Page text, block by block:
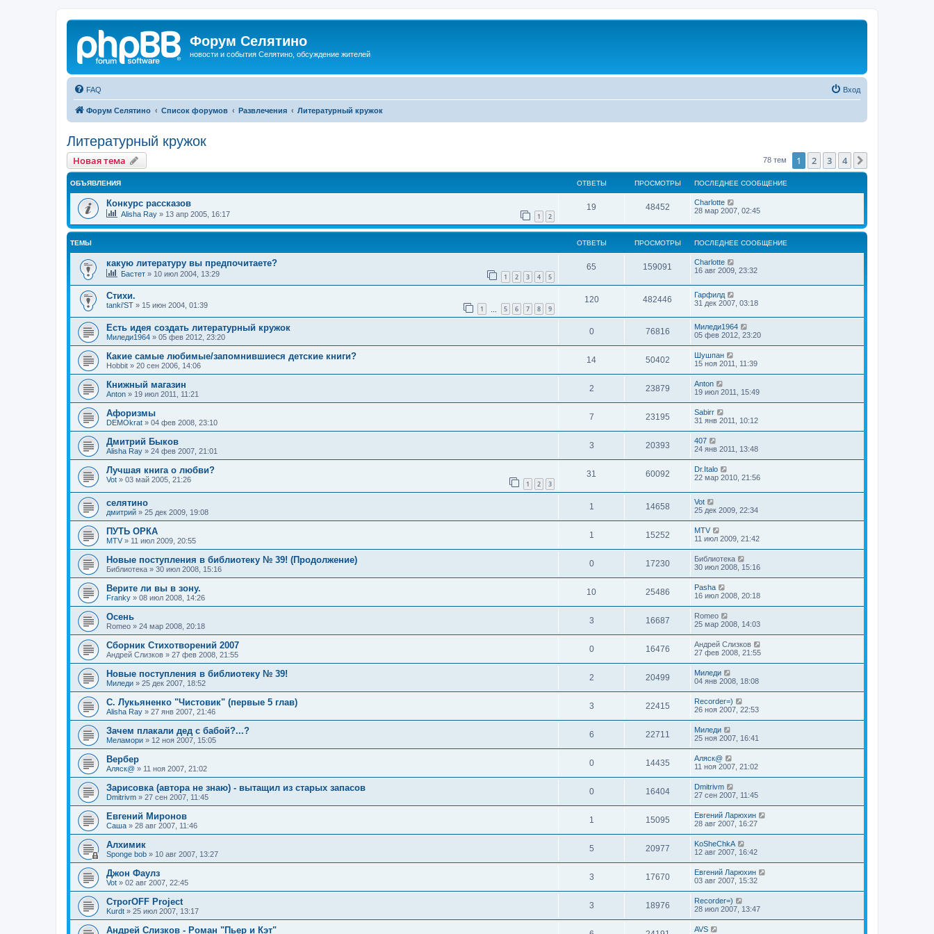
Форум Селятино
новости и события Селятино, обсуждение жителей
FAQ Вход
Форум Селятино Список форумов Развлечения Литературный кружок
Литературный кружок
Новая тема 78 тем 1 2 3 4
ОБЪЯВЛЕНИЯ ОТВЕТЫ ПРОСМОТРЫ ПОСЛЕДНЕЕ СООБЩЕНИЕ
Конкурс рассказов
Alisha Ray » 13 апр 2005, 16:17 1 2
19 48452
Charlotte
28 мар 2007, 02:45
ТЕМЫ ОТВЕТЫ ПРОСМОТРЫ ПОСЛЕДНЕЕ СООБЩЕНИЕ
какую литературу вы предпочитаете?
Бастет » 10 июл 2004, 13:29 1 2 3 4 5
65 159091
Charlotte
16 авг 2009, 23:32
Стихи.
tanki'ST » 15 июн 2004, 01:39 1 5 6 7 8 9
120 482446
Гарфилд
31 дек 2007, 03:18
Есть идея создать литературный кружок
Миледи1964 » 05 фев 2012, 23:20
0 76816
Миледи1964
05 фев 2012, 23:20
Какие самые любимые/запомнившиеся детские книги?
Hobbit » 20 сен 2006, 14:06
14 50402
Шушпан
15 ноя 2011, 11:39
Книжный магазин
Anton » 19 июл 2011, 11:21
2 23879
Anton
19 июл 2011, 15:49
Афоризмы
DEMOkrat » 04 фев 2008, 23:10
7 23195
Sabirr
31 янв 2011, 10:12
Дмитрий Быков
Alisha Ray » 24 фев 2007, 21:01
3 20393
407
24 янв 2011, 13:48
Лучшая книга о любви?
Vot » 03 май 2005, 21:26 1 2 3
31 60092
Dr.Italo
22 мар 2010, 21:56
селятино
дмитрий » 25 дек 2009, 19:08
1 14658
Vot
25 дек 2009, 22:34
ПУТЬ ОРКА
MTV » 11 июл 2009, 20:55
1 15252
MTV
11 июл 2009, 21:42
Новые поступления в библиотеку № 39! (Продолжение)
Библиотека » 30 июл 2008, 15:16
0 17230
Библиотека
30 июл 2008, 15:16
Верите ли вы в зону.
Franky » 08 июл 2008, 14:26
10 25486
Pasha
16 июл 2008, 20:18
Осень
Romeo » 24 мар 2008, 20:18
3 16687
Romeo
25 мар 2008, 14:03
Сборник Стихотворений 2007
Андрей Слизков » 27 фев 2008, 21:55
0 16476
Андрей Слизков
27 фев 2008, 21:55
Новые поступления в библиотеку № 39!
Миледи » 25 дек 2007, 18:52
2 20499
Миледи
04 янв 2008, 18:08
С. Лукьяненко "Чистовик" (первые 5 глав)
Alisha Ray » 27 янв 2007, 21:46
3 22415
Recorder=)
26 ноя 2007, 22:53
Зачем плакали дед с бабой?...?
Меламори » 12 ноя 2007, 15:05
6 22711
Миледи
25 ноя 2007, 16:41
Вербер
Аляск@ » 11 ноя 2007, 21:02
0 14435
Аляск@
11 ноя 2007, 21:02
Зарисовка (автора не знаю) - вытащил из старых запасов
Dmitrivm » 27 сен 2007, 11:45
0 16404
Dmitrivm
27 сен 2007, 11:45
Евгений Миронов
Саша » 28 авг 2007, 11:46
1 15095
Евгений Ларюхин
28 авг 2007, 16:27
Алхимик
Sponge bob » 10 авг 2007, 13:27
5 20977
KoSheChkA
12 авг 2007, 16:42
Джон Фаулз
Vot » 02 авг 2007, 22:45
3 17670
Евгений Ларюхин
03 авг 2007, 15:32
СтрогOFF Project
Kurdt » 25 июл 2007, 13:17
3 18976
Recorder=)
28 июл 2007, 13:47
Андрей Слизков - Роман "Пьер и Кэт"
AVS